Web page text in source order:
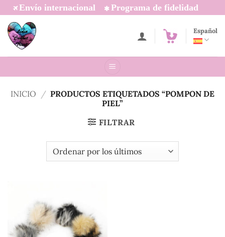
Saltar
al
contenido
Envío internacional Programa de fidelidad
Español
INICIO / PRODUCTOS ETIQUETADOS “POMPON DE
PIEL”
FILTRAR